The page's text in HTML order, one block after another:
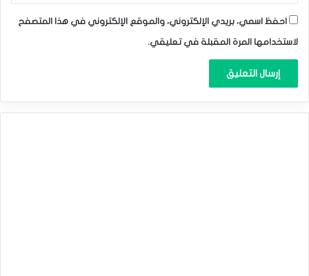
احفظ اسمي، بريدي الإلكتروني، والموقع الإلكتروني في هذا المتصفح
لاستخدامها المرة المقبلة في تعليقي.